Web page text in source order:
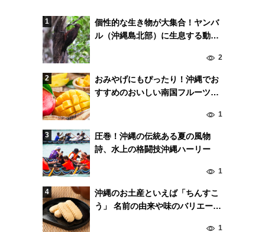
個性的な生き物が大集合！ヤンバ
ル（沖縄島北部）に生息する動物
2
おみやげにもぴったり！沖縄でお
すすめのおいしい南国フルーツ7
1
圧巻！沖縄の伝統ある夏の風物
詩、水上の格闘技沖縄ハーリー
1
沖縄のお土産といえば「ちんすこ
う」 名前の由来や味のバリエーシ
1